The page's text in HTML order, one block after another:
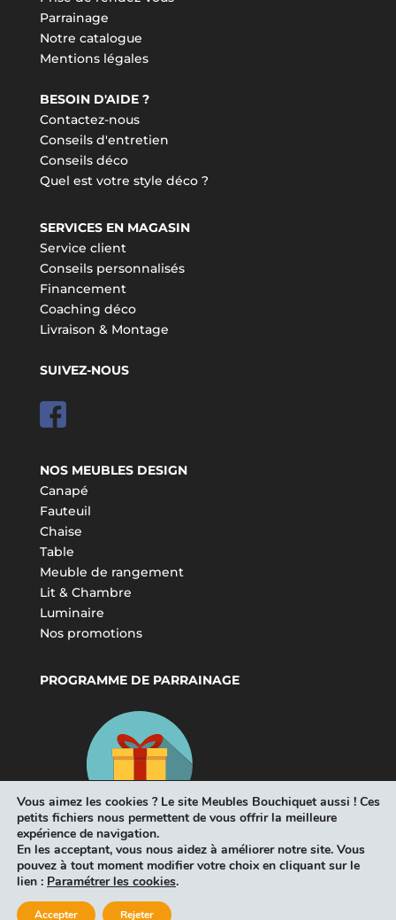
Parrainage
Notre catalogue
Mentions légales
BESOIN D'AIDE ?
Contactez-nous
Conseils d'entretien
Conseils déco
Quel est votre style déco ?
SERVICES EN MAGASIN
Service client
Conseils personnalisés
Financement
Coaching déco
Livraison & Montage
SUIVEZ-NOUS
NOS MEUBLES DESIGN
Canapé
Fauteuil
Chaise
Table
Meuble de rangement
Lit & Chambre
Luminaire
Nos promotions
PROGRAMME DE PARRAINAGE
Vous aimez les cookies ? Le site Meubles Bouchiquet aussi ! Ces
petits fichiers nous permettent de vous offrir la meilleure
expérience de navigation.
En les acceptant, vous nous aidez à améliorer notre site. Vous
pouvez à tout moment modifier votre choix en cliquant sur le
lien : Paramétrer les cookies.
Accepter Rejeter